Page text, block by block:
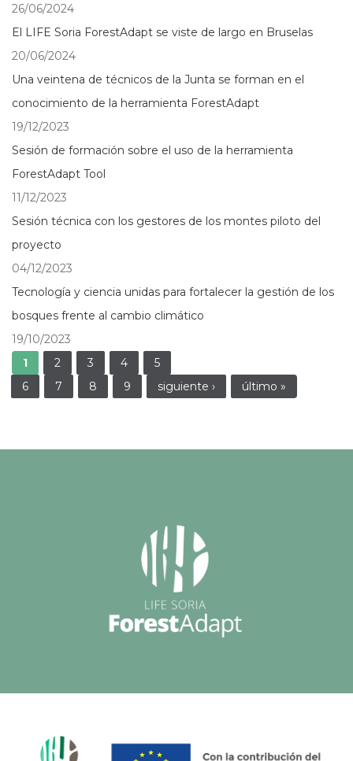
26/06/2024
El LIFE Soria ForestAdapt se viste de largo en Bruselas
20/06/2024
Una veintena de técnicos de la Junta se forman en el
conocimiento de la herramienta ForestAdapt
19/12/2023
Sesión de formación sobre el uso de la herramienta
ForestAdapt Tool
11/12/2023
Sesión técnica con los gestores de los montes piloto del
proyecto
04/12/2023
Tecnología y ciencia unidas para fortalecer la gestión de los
bosques frente al cambio climático
19/10/2023
Páginas
1 2 3 4
5
6
7 8 9 siguiente › último »